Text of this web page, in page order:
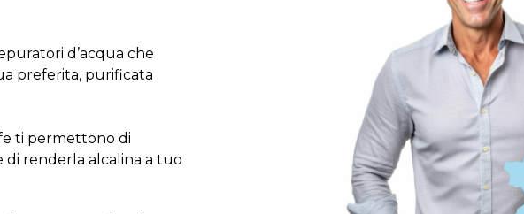
d’acqua che
preferita, purificata
ti permettono di
di renderla alcalina a tuo